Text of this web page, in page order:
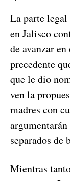
La parte legal
en Jalisco
de avanzar
precedente
que le dio
ven la
madres con
separados de
Mientras